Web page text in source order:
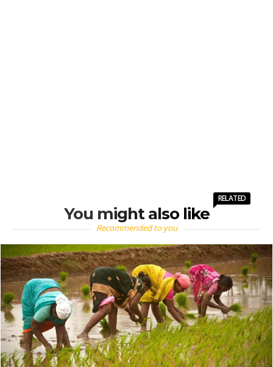
You might also like
RELATED
Recommended to you